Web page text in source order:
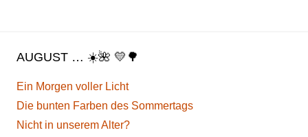
AUGUST … ☀️🌺 💛🌳
Ein Morgen voller Licht
Die bunten Farben des Sommertags
Nicht in unserem Alter?